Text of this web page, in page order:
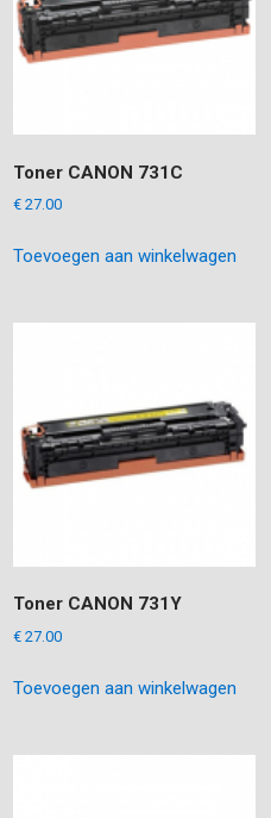
Toner CANON 731C
€ 27.00
Toevoegen aan winkelwagen
Toner CANON 731Y
€ 27.00
Toevoegen aan winkelwagen